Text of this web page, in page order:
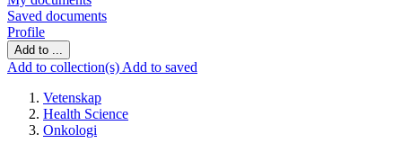
Saved documents
Profile
Add to ...
Add to collection(s) Add to saved
Vetenskap
Health Science
Onkologi